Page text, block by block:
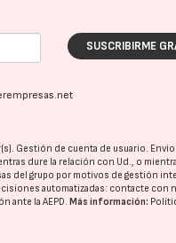
SUSCRIBIRME
Gestión de cuenta de usuario. Envío
dure la relación con Ud., o
del grupo por motivos de gestión
automatizadas: contacte con
ante laAEPD.Más información: